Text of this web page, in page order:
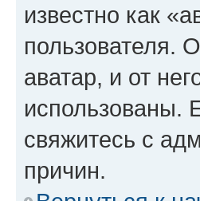
известно как
пользователя.
аватар, и от
использованы.
свяжитесь с
причин.